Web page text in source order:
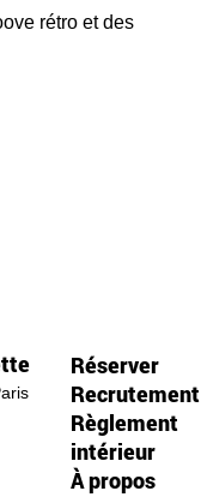
rétro et des
Réserver
Recrutement
Règlement
intérieur
À propos